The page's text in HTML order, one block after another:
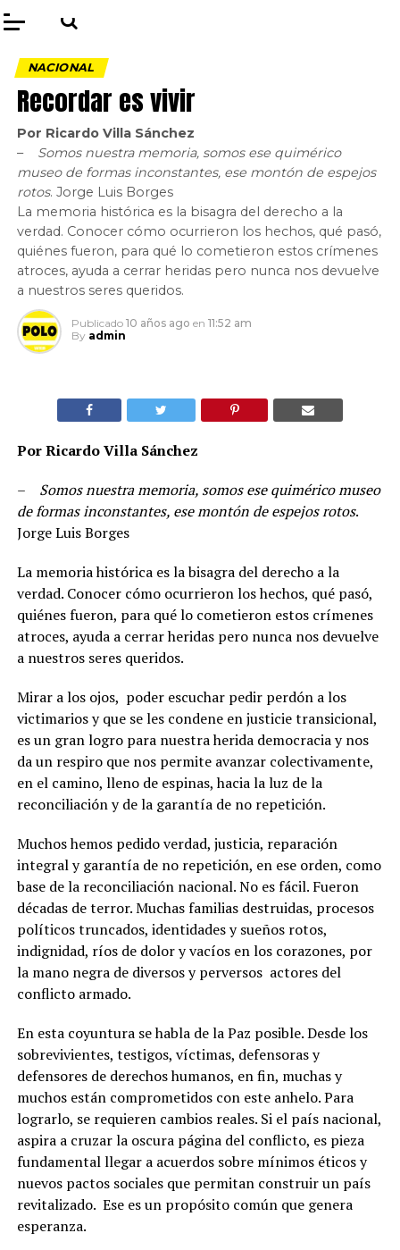
NACIONAL
Recordar es vivir
Por Ricardo Villa Sánchez
– Somos nuestra memoria, somos ese quimérico
museo de formas inconstantes, ese montón de espejos
rotos. Jorge Luis Borges
La memoria histórica es la bisagra del derecho a la
verdad. Conocer cómo ocurrieron los hechos, qué pasó,
quiénes fueron, para qué lo cometieron estos crímenes
atroces, ayuda a cerrar heridas pero nunca nos devuelve
a nuestros seres queridos.
Publicado 10 años ago en 11:52 am
By admin
Por Ricardo Villa Sánchez
– Somos nuestra memoria, somos ese quimérico museo
de formas inconstantes, ese montón de espejos rotos.
Jorge Luis Borges
La memoria histórica es la bisagra del derecho a la
verdad. Conocer cómo ocurrieron los hechos, qué pasó,
quiénes fueron, para qué lo cometieron estos crímenes
atroces, ayuda a cerrar heridas pero nunca nos devuelve
a nuestros seres queridos.
Mirar a los ojos, poder escuchar pedir perdón a los
victimarios y que se les condene en justicie transicional,
es un gran logro para nuestra herida democracia y nos
da un respiro que nos permite avanzar colectivamente,
en el camino, lleno de espinas, hacia la luz de la
reconciliación y de la garantía de no repetición.
Muchos hemos pedido verdad, justicia, reparación
integral y garantía de no repetición, en ese orden, como
base de la reconciliación nacional. No es fácil. Fueron
décadas de terror. Muchas familias destruidas, procesos
políticos truncados, identidades y sueños rotos,
indignidad, ríos de dolor y vacíos en los corazones, por
la mano negra de diversos y perversos actores del
conflicto armado.
En esta coyuntura se habla de la Paz posible. Desde los
sobrevivientes, testigos, víctimas, defensoras y
defensores de derechos humanos, en fin, muchas y
muchos están comprometidos con este anhelo. Para
lograrlo, se requieren cambios reales. Si el país nacional,
aspira a cruzar la oscura página del conflicto, es pieza
fundamental llegar a acuerdos sobre mínimos éticos y
nuevos pactos sociales que permitan construir un país
revitalizado. Ese es un propósito común que genera
esperanza.